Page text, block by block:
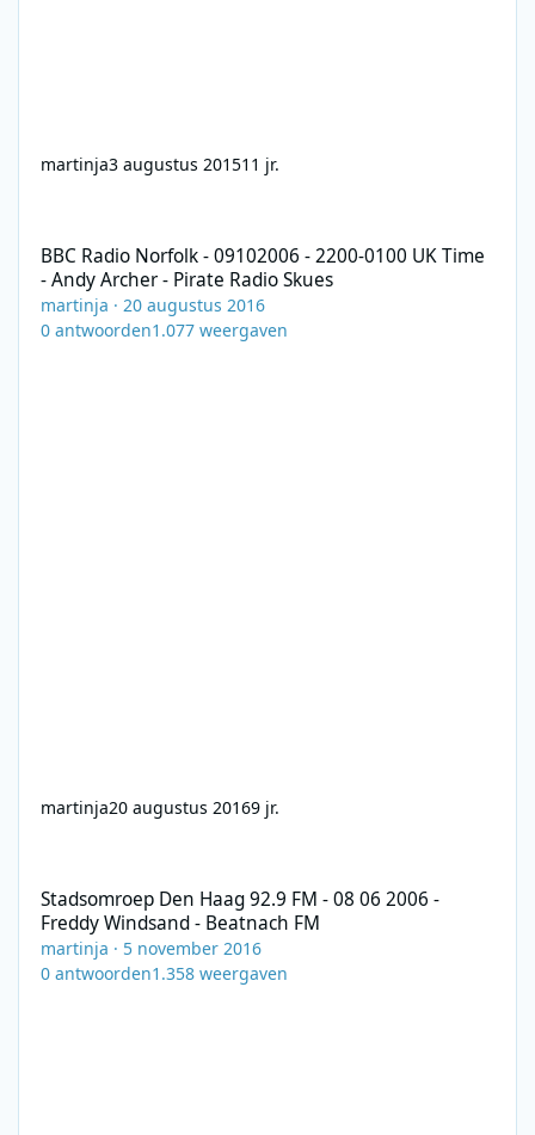
martinja3 augustus 201511 jr.
BBC Radio Norfolk - 09102006 - 2200-0100 UK Time
- Andy Archer - Pirate Radio Skues
martinja · 20 augustus 2016
0 antwoorden1.077 weergaven
martinja20 augustus 20169 jr.
Stadsomroep Den Haag 92.9 FM - 08 06 2006 -
Freddy Windsand - Beatnach FM
martinja · 5 november 2016
0 antwoorden1.358 weergaven